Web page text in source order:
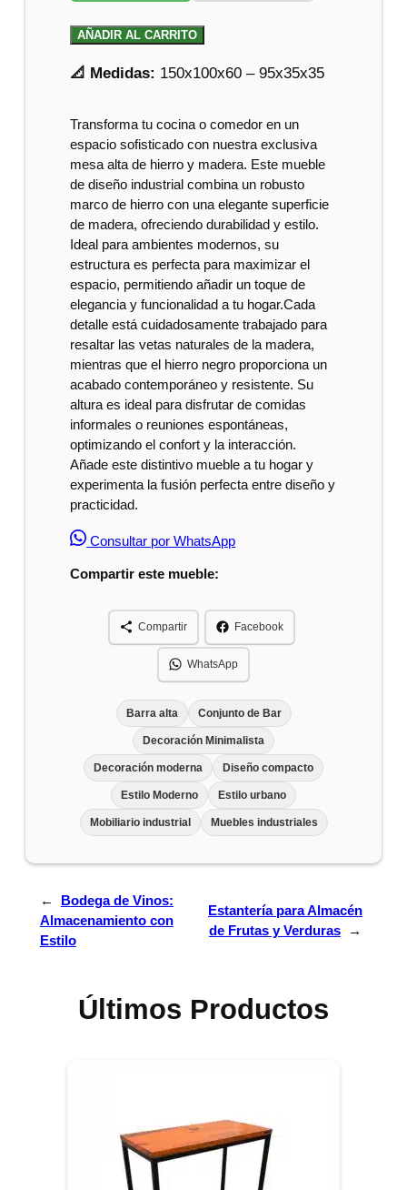
AÑADIR AL CARRITO
📐 Medidas: 150x100x60 – 95x35x35
Transforma tu cocina o comedor en un
espacio sofisticado con nuestra exclusiva
mesa alta de hierro y madera. Este mueble
de diseño industrial combina un robusto
marco de hierro con una elegante superficie
de madera, ofreciendo durabilidad y estilo.
Ideal para ambientes modernos, su
estructura es perfecta para maximizar el
espacio, permitiendo añadir un toque de
elegancia y funcionalidad a tu hogar.Cada
detalle está cuidadosamente trabajado para
resaltar las vetas naturales de la madera,
mientras que el hierro negro proporciona un
acabado contemporáneo y resistente. Su
altura es ideal para disfrutar de comidas
informales o reuniones espontáneas,
optimizando el confort y la interacción.
Añade este distintivo mueble a tu hogar y
experimenta la fusión perfecta entre diseño y
practicidad.
Consultar por WhatsApp
Compartir este mueble:
Compartir Facebook
WhatsApp
Barra alta Conjunto de Bar
Decoración Minimalista
Decoración moderna Diseño compacto
Estilo Moderno Estilo urbano
Mobiliario industrial Muebles industriales
←
Bodega de Vinos:
Almacenamiento con
Estilo
Estantería para Almacén
de Frutas y Verduras
→
Últimos Productos